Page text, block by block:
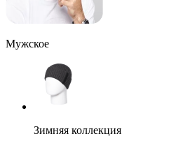
Мужское
Зимняя коллекция